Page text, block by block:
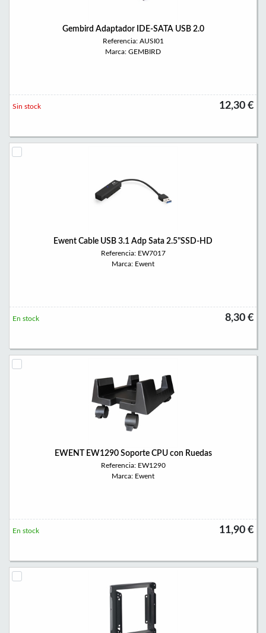
Gembird Adaptador IDE-SATA USB 2.0
Referencia: AUSI01
Marca: GEMBIRD
12,30 €
Sin stock
Ewent Cable USB 3.1 Adp Sata 2.5"SSD-HD
Referencia: EW7017
Marca: Ewent
8,30 €
En stock
EWENT EW1290 Soporte CPU con Ruedas
Referencia: EW1290
Marca: Ewent
11,90 €
En stock